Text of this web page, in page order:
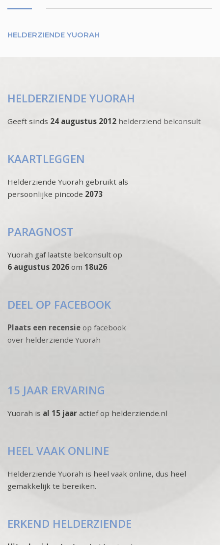
HELDERZIENDE YUORAH
HELDERZIENDE YUORAH
Geeft sinds 24 augustus 2012 helderziend belconsult
KAARTLEGGEN
Helderziende Yuorah gebruikt als
persoonlijke pincode 2073
PARAGNOST
Yuorah gaf laatste belconsult op
6 augustus 2026 om 18u26
DEEL OP FACEBOOK
Plaats een recensie op facebook
over helderziende Yuorah
15 JAAR ERVARING
Yuorah is al 15 jaar actief op helderziende.nl
HEEL VAAK ONLINE
Helderziende Yuorah is heel vaak online, dus heel
gemakkelijk te bereiken.
ERKEND HELDERZIENDE